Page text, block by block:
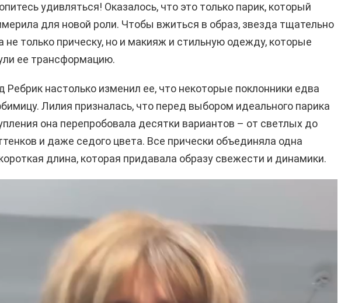
удивляться! Оказалось, что это только парик, который
для новой роли. Чтобы вжиться в образ, звезда тщательно
не только прическу, но и макияж и стильную одежду, которые
ее трансформацию.
Ребрик настолько изменил ее, что некоторые поклонники едва
Лилия призналась, что перед выбором идеального парика
она перепробовала десятки вариантов – от светлых до
и даже седого цвета. Все прически объединяла одна
длина, которая придавала образу свежести и динамики.